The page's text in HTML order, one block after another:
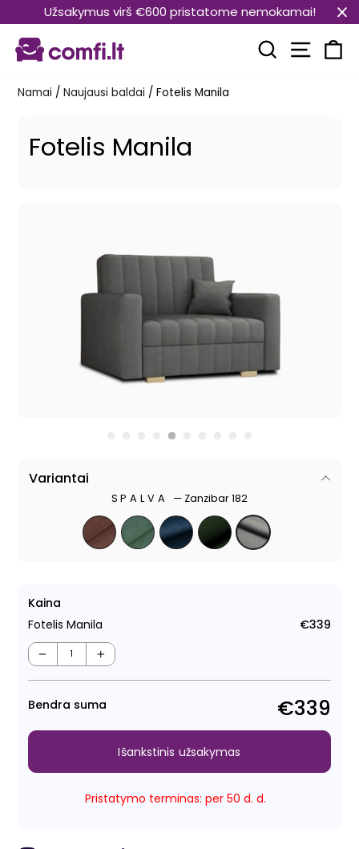
prie
turinio
Užsakymus virš €600 pristatome nemokamai!
Paieška
Namai / Naujausi baldai / Fotelis Manila
Fotelis Manila
Variantai
SPALVA — Zanzibar 182
Kaina
Fotelis Manila
€339
− +
Bendra suma €339
Pristatymo terminas: per 50 d. d.
Išankstinis užsakymas